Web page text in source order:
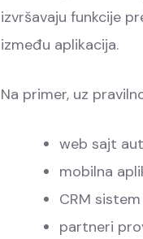
izvršavaju funkcije
između aplikacija.
Na primer, uz
web sajt
mobilna
CRM
partneri